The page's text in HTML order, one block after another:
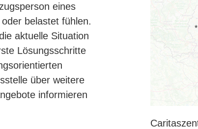
eines
belastet fühlen.
aktuelle Situation
Lösungsschritte
über weitere
informieren